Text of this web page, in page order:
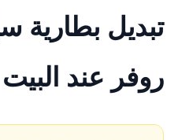
تبديل بطارية
روفر عند البيت